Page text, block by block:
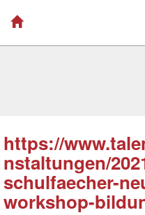
https://
nstaltungen/
schulfaecher-
workshop-